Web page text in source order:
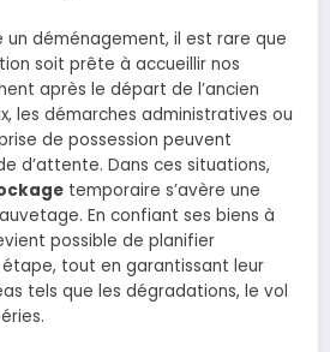
un déménagement, il est rare que
soit prête à accueillir nos
après le départ de l’ancien
les démarches administratives ou
de possession peuvent
d’attente. Dans ces situations,
temporaire s’avère une
En confiant ses biens à
possible de planifier
tout en garantissant leur
tels que les dégradations, le vol